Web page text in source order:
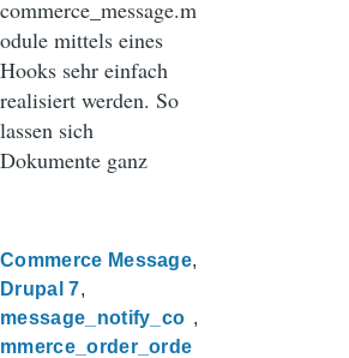
commerce_message.m
odule mittels eines
Hooks sehr einfach
realisiert werden. So
lassen sich
Dokumente ganz
Commerce Message
Drupal 7
message_notify_co
mmerce_order_orde